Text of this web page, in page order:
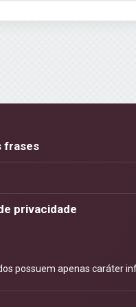
frases
privacidade
possuem apenas caráter